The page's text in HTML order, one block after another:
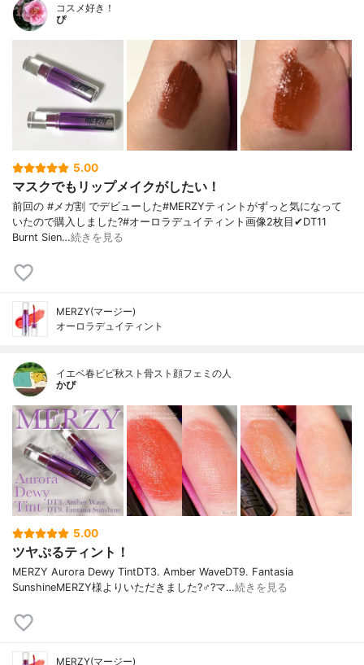
コスメ好き！
ぴ
5.00
マスクでもリップメイクがしたい！
前回の #メガ割 でデビューした#MERZYティントがずっと気になって
いたので購入しました?#オーロラデュイティント画像2枚目✔︎DT11
Burnt Sien…続きを見る
MERZY(マージー)
オーロラデュイティント
イエベ春ビビ秋スト骨スト顔フェミの人
かぴ
5.00
ツヤぷるティント！
MERZY Aurora Dewy TintDT3. Amber WaveDT9. Fantasia
SunshineMERZY様よりいただきました?‍♂️?マ…続きを見る
MERZY(マージー)